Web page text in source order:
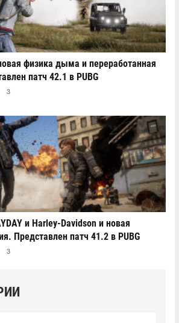
физика дыма и переработанная
патч 42.1 в PUBG
3
и Harley-Davidson и новая
Представлен патч 41.2 в PUBG
3